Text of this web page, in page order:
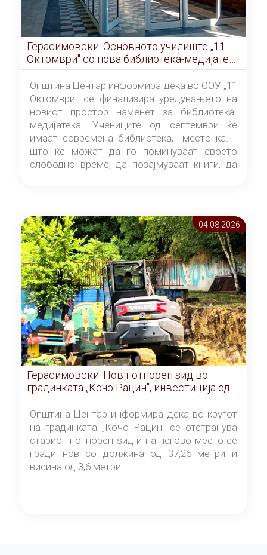
Герасимовски: Основното училиште „11
Октомври" со нова библиотека-медијатека
од септември
Општина Центар информира дека во ООУ „11
Октомври" се финализира уредувањето на
новиот простор наменет за библиотека-
медијатека. Учениците од септември ќе
имаат современа библиотека, место каде
што ќе можат да го поминуваат своето
слободно време, да позајмуваат книги, да
04.08 2026
Герасимовски: Нов потпорен ѕид во
градинката „Кочо Рацин", инвестиција од
5,99 милиони денари
Општина Центар информира дека во кругот
на градинката „Кочо Рацин" се отстранува
стариот потпорен ѕид и на негово место се
гради нов со должина од 37,26 метри и
висина од 3,6 метри.